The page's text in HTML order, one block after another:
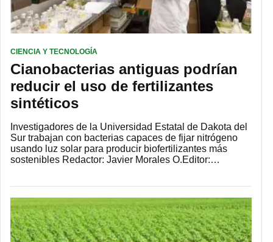
CIENCIA Y TECNOLOGÍA
Cianobacterias antiguas podrían
reducir el uso de fertilizantes
sintéticos
Investigadores de la Universidad Estatal de Dakota del
Sur trabajan con bacterias capaces de fijar nitrógeno
usando luz solar para producir biofertilizantes más
sostenibles Redactor: Javier Morales O.Editor:…